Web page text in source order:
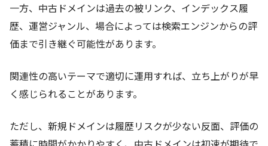
一方、中古ドメインは過去の被リンク、インデックス履
歴、運営ジャンル、場合によっては検索エンジンからの評
価まで引き継ぐ可能性があります。
関連性の高いテーマで適切に運用すれば、立ち上がりが早
く感じられることがあります。
ただし、新規ドメインは履歴リスクが少ない反面、評価の